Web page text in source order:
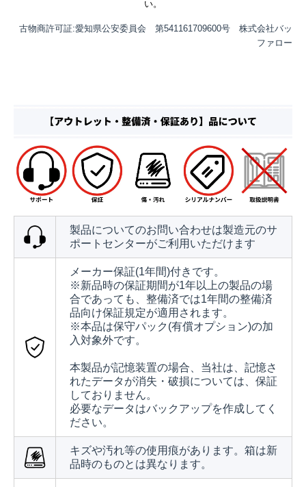
い。
古物商許可証:愛知県公安委員会 第541161709600号 株式会社バッ
ファロー
製品についてのお問い合わせは製造元のサ
ポートセンターがご利用いただけます
メーカー保証(1年間)付きです。
※新品時の保証期間が1年以上の製品の場
合であっても、整備済では1年間の整備済
品向け保証規定が適用されます。
※本品は保守パック(有償オプション)の加
入対象外です。
本製品が記憶装置の場合、当社は、記憶さ
れたデータが消失・破損については、保証
しておりません。
必要なデータはバックアップを作成してく
ださい。
キズや汚れ等の使用痕があります。箱は新
品時のものとは異なります。